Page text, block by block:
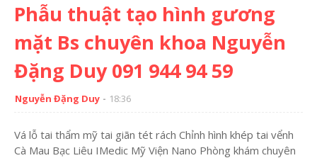
Phẫu thuật tạo hình gương
mặt Bs chuyên khoa Nguyễn
Đặng Duy 091 944 94 59
Nguyễn Đặng Duy 18:36
Vá lỗ tai thẩm mỹ tai giãn tét rách Chỉnh hình khép tai vểnh
Cà Mau Bạc Liêu IMedic Mỹ Viện Nano Phòng khám chuyên